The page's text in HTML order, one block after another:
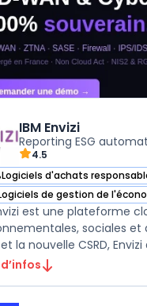
IBM Envizi
Reporting ESG
4.5
Logiciels d'achats
IBM Envizi dans cette
de gestion de
IBM Envizi dans cette
est une plateforme
sociales et
et la nouvelle CSRD,